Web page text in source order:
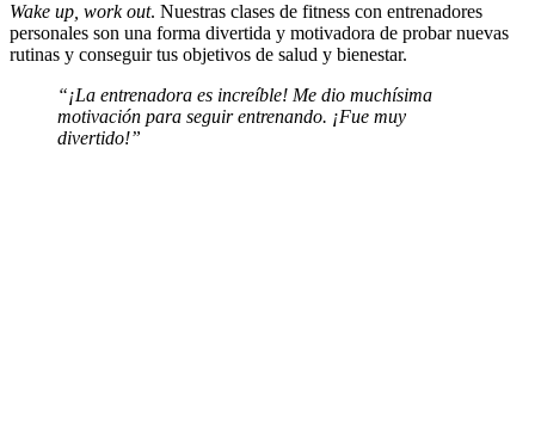
Wake up, work out. Nuestras clases de fitness con entrenadores
personales son una forma divertida y motivadora de probar nuevas
rutinas y conseguir tus objetivos de salud y bienestar.
“¡La entrenadora es increíble! Me dio muchísima
motivación para seguir entrenando. ¡Fue muy
divertido!”